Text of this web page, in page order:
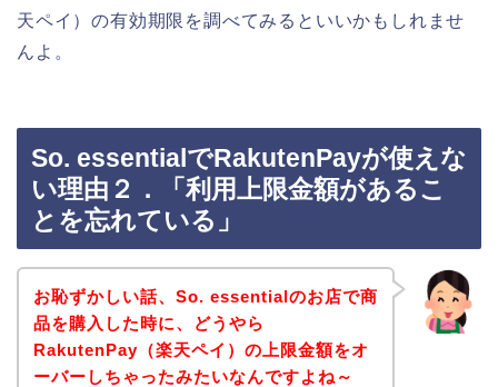
天ペイ）の有効期限を調べてみるといいかもしれませ
んよ。
So. essentialでRakutenPayが使えな
い理由２．「利用上限金額があるこ
とを忘れている」
お恥ずかしい話、So. essentialのお店で商
品を購入した時に、どうやら
RakutenPay（楽天ペイ）の上限金額をオ
ーバーしちゃったみたいなんですよね～